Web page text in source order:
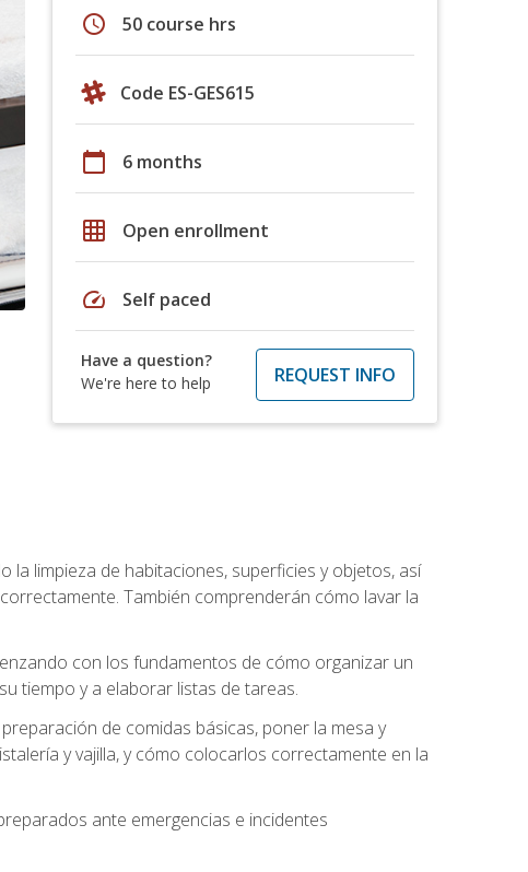
schedule 50 course hrs
Code ES-GES615
calendar_today 6 months
grid_on Open enrollment
speed Self paced
Have a question?
We're here to help
REQUEST INFO
limpieza de habitaciones, superficies y objetos, así
También comprenderán cómo lavar la
con los fundamentos de cómo organizar un
tiempo y a elaborar listas de tareas.
de comidas básicas, poner la mesa y
y vajilla, y cómo colocarlos correctamente en la
ante emergencias e incidentes